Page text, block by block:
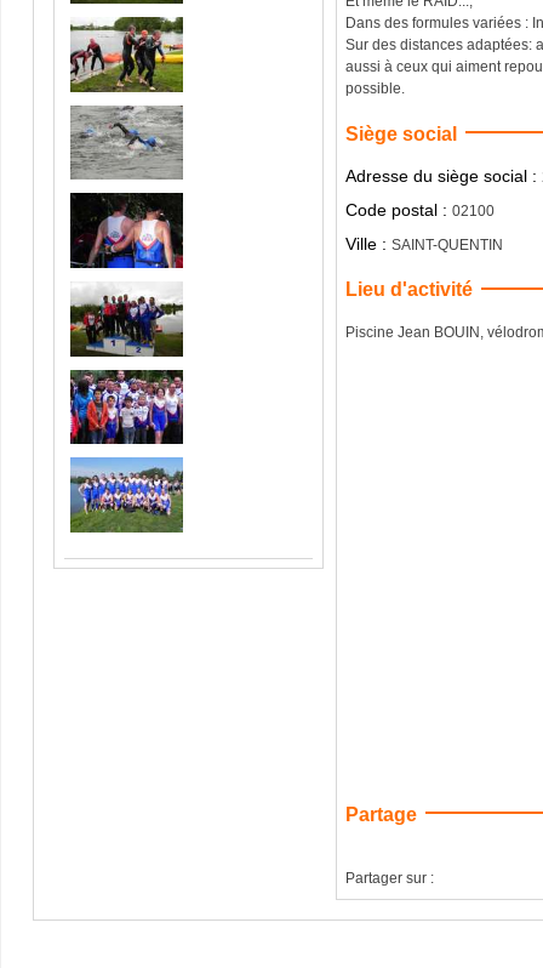
Dans des formules variées :
Sur des distances adaptées:
aussi à ceux qui aiment
possible.
Siège social
Adresse du siège social :
Code postal :02100
Ville :SAINT-QUENTIN
Lieu d'activité
Piscine Jean BOUIN,
Partage
Partager sur :